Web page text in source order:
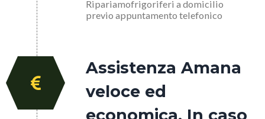
Ripariamofrigoriferi a domicilio
previo appuntamento telefonico
Assistenza Amana
veloce ed